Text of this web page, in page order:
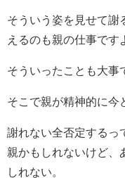
そういう姿を見せて謝
えるのも親の仕事です
そういったことも大事
そこで親が精神的に今
謝れない全否定するっ
親かもしれないけど、
しれない。